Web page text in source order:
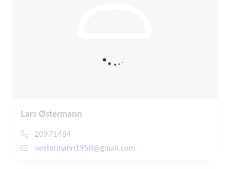
Lars Østermann
20971484
oestermann1958@gmail.com